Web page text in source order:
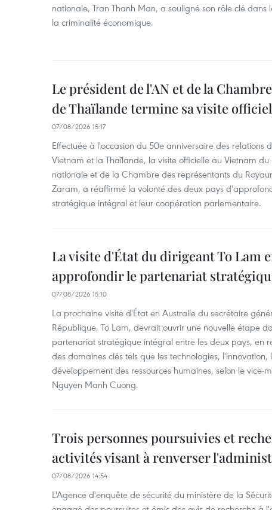
nationale, Tran Thanh Man, a souligné son rôle clé
la criminalité économique.
Le président de l'AN et de la
de Thaïlande termine sa visite
07/08/2026 15:17
Effectuée à l'occasion du 50e anniversaire des relations
Vietnam et la Thaïlande, la visite officielle au Vietnam
nationale et de la Chambre des représentants du
Zaram, a réaffirmé la volonté des deux pays
stratégique intégral et leur coopération parlementaire.
La visite d'État du dirigeant To Lam
approfondir le partenariat
07/08/2026 15:10
La prochaine visite d'État en Australie du secrétaire
République, To Lam, devrait ouvrir une nouvelle étape
partenariat stratégique intégral entre les deux pays, en
des domaines clés tels que les technologies,
développement des ressources humaines, selon le vice-
Nguyen Manh Cuong.
Trois personnes poursuivies et
activités visant à renverser
07/08/2026 14:54
L'Agence d'enquête de sécurité du ministère de la